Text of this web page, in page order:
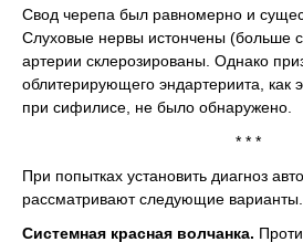
Свод черепа был равномерно и
Слуховые нервы истончены (больше
артерии склерозированы. Однако
облитерирующего эндартериита, как
при сифилисе, не было обнаружено.
* * *
При попытках установить диагноз
рассматривают следующие варианты.
Системная красная волчанка.